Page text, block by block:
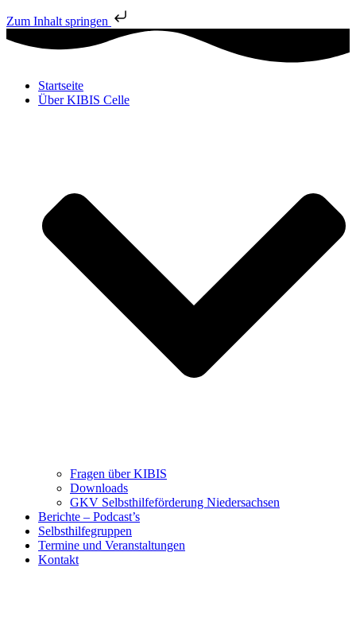
Zum Inhalt springen
Startseite
Über KIBIS Celle
Fragen über KIBIS
Downloads
GKV Selbsthilfeförderung Niedersachsen
Berichte – Podcast’s
Selbsthilfegruppen
Termine und Veranstaltungen
Kontakt